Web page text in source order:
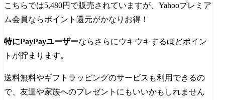
こちらでは5,480円で販売されていますが、Yahooプレミア
ム会員ならポイント還元がかなりお得！
特にPayPayユーザーならさらにウキウキするほどポイン
トが貯まります。
送料無料やギフトラッピングのサービスも利用できるの
で、友達や家族へのプレゼントにもいいかもしれません​